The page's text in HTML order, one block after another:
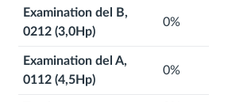
Examination del B,
0212 (3,0Hp)
0%
Examination del A,
0112 (4,5Hp)
0%